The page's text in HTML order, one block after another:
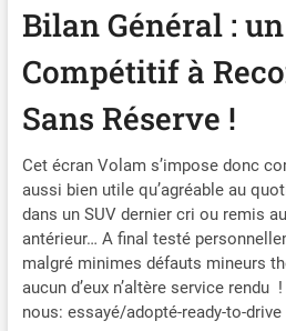
Carplay
que 3
support
angle
en
tableau
brise. Il
retiré
utilisé
Bilan Général :
Compétitif à
Sans Réserve !
Cet écran Volam s’impose donc
aussi bien utile qu’agréable au
dans un SUV dernier cri ou remis
antérieur… A final testé
malgré minimes défauts mineurs
aucun d’eux n’altère service
nous: essayé/adopté-ready-to-